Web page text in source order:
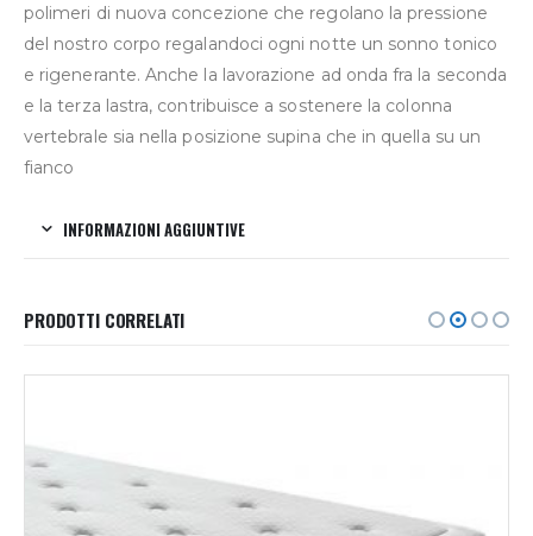
polimeri di nuova concezione che regolano la pressione
del nostro corpo regalandoci ogni notte un sonno tonico
e rigenerante. Anche la lavorazione ad onda fra la seconda
e la terza lastra, contribuisce a sostenere la colonna
vertebrale sia nella posizione supina che in quella su un
fianco
INFORMAZIONI AGGIUNTIVE
PRODOTTI CORRELATI